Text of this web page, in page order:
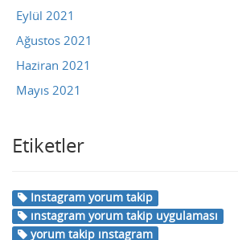
Eylül 2021
Ağustos 2021
Haziran 2021
Mayıs 2021
Etiketler
Instagram yorum takip
ınstagram yorum takip uygulaması
yorum takip ınstagram